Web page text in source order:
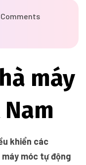
Comments
máy
Nam
khiển các
móc tự động